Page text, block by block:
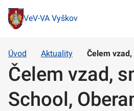
VeV-VA Vyškov
Úvod Aktuality Čelem
Čelem vzad,
School,